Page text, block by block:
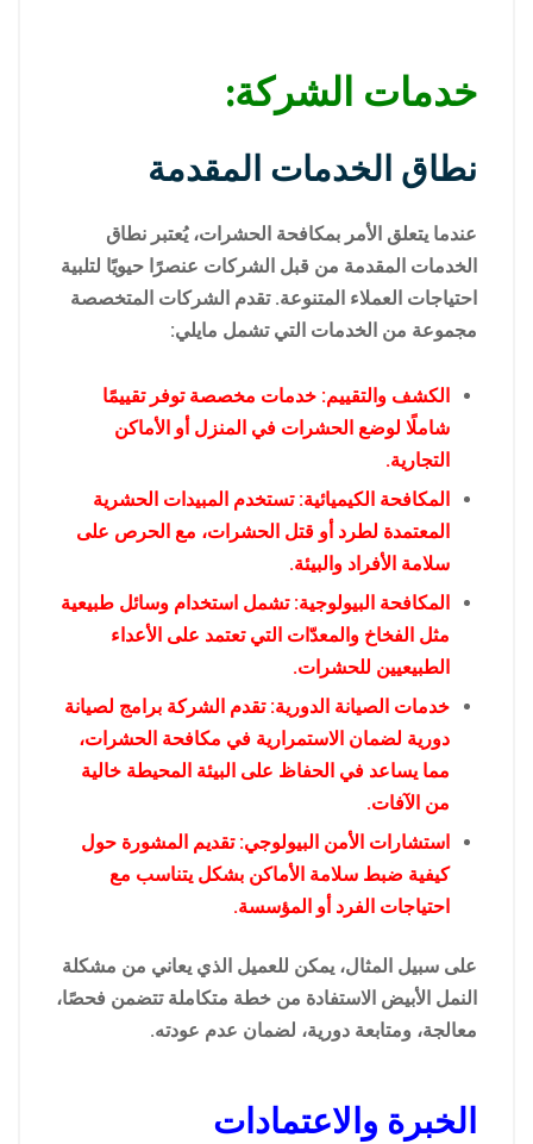
خدمات الشركة:
نطاق الخدمات المقدمة
عندما يتعلق الأمر بمكافحة الحشرات، يُعتبر نطاق
الخدمات المقدمة من قبل الشركات عنصرًا حيويًا لتلبية
احتياجات العملاء المتنوعة. تقدم الشركات المتخصصة
مجموعة من الخدمات التي تشمل مايلي:
الكشف والتقييم: خدمات مخصصة توفر تقييمًا
شاملًا لوضع الحشرات في المنزل أو الأماكن
التجارية.
المكافحة الكيميائية: تستخدم المبيدات الحشرية
المعتمدة لطرد أو قتل الحشرات، مع الحرص على
سلامة الأفراد والبيئة.
المكافحة البيولوجية: تشمل استخدام وسائل طبيعية
مثل الفخاخ والمعدّات التي تعتمد على الأعداء
الطبيعيين للحشرات.
خدمات الصيانة الدورية: تقدم الشركة برامج لصيانة
دورية لضمان الاستمرارية في مكافحة الحشرات،
مما يساعد في الحفاظ على البيئة المحيطة خالية
من الآفات.
استشارات الأمن البيولوجي: تقديم المشورة حول
كيفية ضبط سلامة الأماكن بشكل يتناسب مع
احتياجات الفرد أو المؤسسة.
على سبيل المثال، يمكن للعميل الذي يعاني من مشكلة
النمل الأبيض الاستفادة من خطة متكاملة تتضمن فحصًا،
معالجة، ومتابعة دورية، لضمان عدم عودته.
الخبرة والاعتمادات